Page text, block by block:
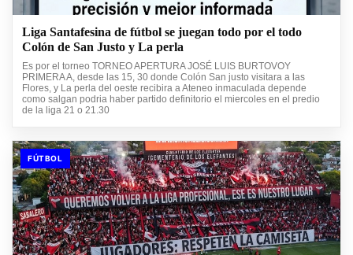
Liga Santafesina de fútbol se juegan todo por el todo
Colón de San Justo y La perla
Es por el torneo TORNEO APERTURA JOSÉ LUIS BURTOVOY
PRIMERA A, desde las 15, 30 donde Colón San justo visitara a las
Flores, y La perla del oeste recibira a Ateneo inmaculada depende
como salgan podria haber partido definitorio el miercoles en el predio
de la liga 21 o 21.30
FÚTBOL